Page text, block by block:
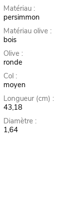
Matériau :
persimmon
Matériau olive :
bois
Olive :
ronde
Col :
moyen
Longueur (cm) :
43,18
Diamètre :
1,64